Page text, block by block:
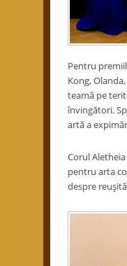
Pentru
Kong,
teamă pe
învingători.
artă a
Corul
pentru arta
despre